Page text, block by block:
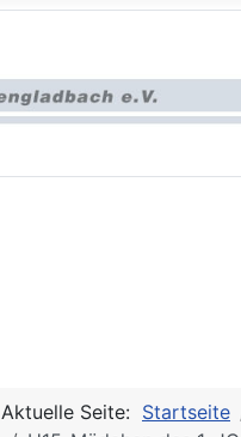
Aktuelle Seite: Startseite